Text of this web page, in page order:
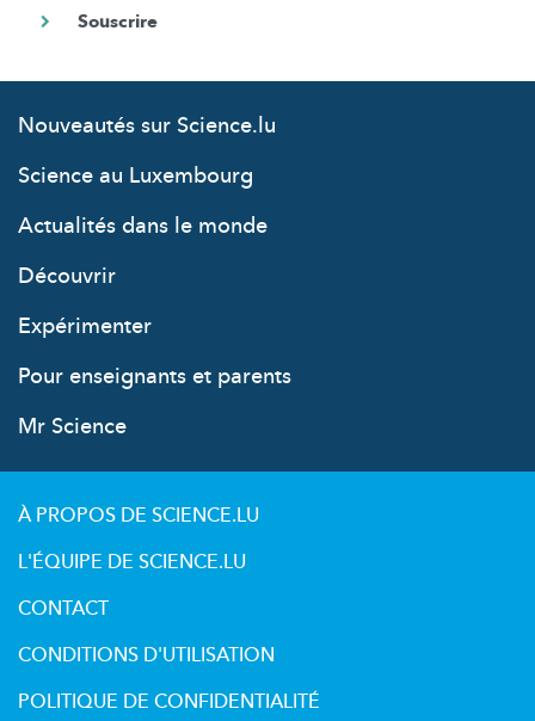
Nouveautés sur Science.lu
Science au Luxembourg
Actualités dans le monde
Découvrir
Expérimenter
Pour enseignants et parents
Mr Science
À PROPOS DE SCIENCE.LU
L'ÉQUIPE DE SCIENCE.LU
CONTACT
CONDITIONS D'UTILISATION
POLITIQUE DE CONFIDENTIALITÉ